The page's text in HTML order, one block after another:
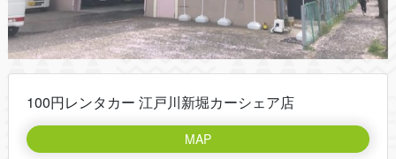
100円レンタカー 江戸川新堀カーシェア店
MAP